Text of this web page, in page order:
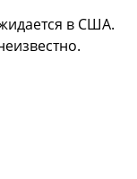
в США.